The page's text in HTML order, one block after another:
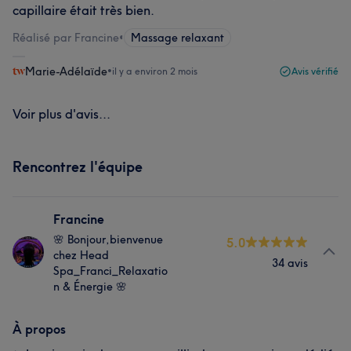
capillaire était très bien.
Réalisé par Francine• Massage relaxant
Marie-Adélaïde•il y a environ 2 mois Avis vérifié
Voir plus d'avis...
Rencontrez l'équipe
Francine
🌸 Bonjour,bienvenue
chez Head
Spa_Franci_Relaxatio
n & Énergie 🌸
5.0
34 avis
À propos